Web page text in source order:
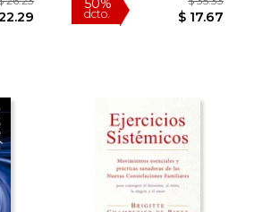
$ 22.29
50%
dcto.